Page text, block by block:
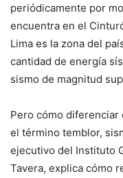
periódicamente por
encuentra en el
Lima es la zona del
cantidad de energía
sismo de magnitud
Pero cómo
el término temblor,
ejecutivo del Instituto
Tavera, explica cómo